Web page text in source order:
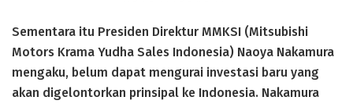
Sementara itu Presiden Direktur MMKSI (Mitsubishi
Motors Krama Yudha Sales Indonesia) Naoya Nakamura
mengaku, belum dapat mengurai investasi baru yang
akan digelontorkan prinsipal ke Indonesia. Nakamura